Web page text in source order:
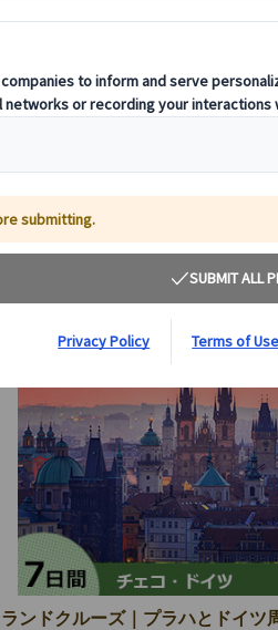
パリ発ミュンヘン着の7日間ランドク
パリ、ロマンチック街道、ノイシュバ
人気観光地を効率よく巡り、中世の街
4.0 (1件)
火曜日
ランドクルーズ｜プラハとドイツ